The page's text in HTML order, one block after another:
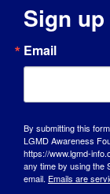
Sign
Email
By submitting this
LGMD Awareness
https://www.lgmd-
any time by using the
email. Emails are